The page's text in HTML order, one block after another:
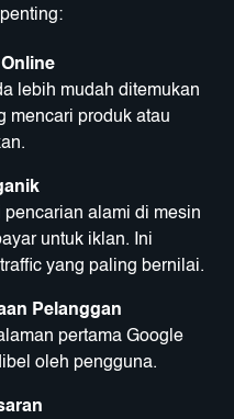
lebih mudah ditemukan
mencari produk atau
pencarian alami di mesin
untuk iklan. Ini
yang paling bernilai.
Pelanggan
pertama Google
oleh pengguna.